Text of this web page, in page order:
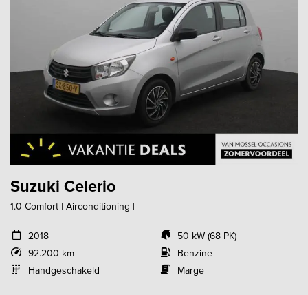
Suzuki Celerio
1.0 Comfort | Airconditioning |
2018
92.200 km
Handgeschakeld
50 kW (68 PK)
Benzine
Marge